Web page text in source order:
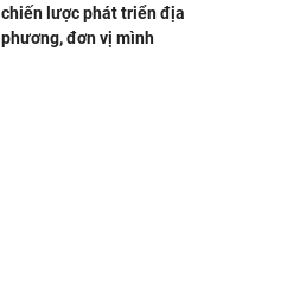
chiến lược phát triển địa
phương, đơn vị mình